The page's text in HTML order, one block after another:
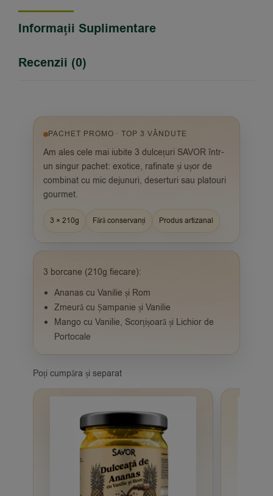
Informații Suplimentare
Recenzii (0)
PACHET PROMO · TOP 3 VÂNDUTE
Am ales cele mai iubite 3 dulcețuri SAVOR într-
un singur pachet: exotice, rafinate și ușor de
combinat cu mic dejunuri, deserturi sau platouri
gourmet.
3 × 210g Fără conservanți Produs artizanal
3 borcane (210g fiecare):
Ananas cu Vanilie și Rom
Zmeură cu Șampanie și Vanilie
Mango cu Vanilie, Scorțișoară și Lichior de
Portocale
Poți cumpăra și separat